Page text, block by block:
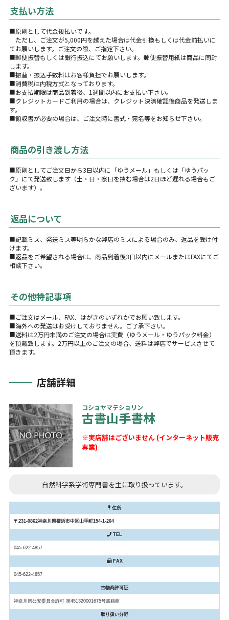
支払い方法
■原則として代金後払いです。
ただし、ご注文が5,000円を越えた場合は代金引換もしくは代金前払いに
てお願いします。ご注文の際、ご指定下さい。
■郵便振替もしくは銀行振込にてお願いします。郵便振替用紙は商品に同封
します。
■振替・振込手数料はお客様負担でお願いします。
■消費税は内税方式となっております。
■お支払期限は商品到着後、1週間以内にお支払い下さい。
■クレジットカードご利用の場合は、クレジット決済確認後商品を発送しま
す。
■領収書が必要の場合は、ご注文時に書式・宛名等をお知らせ下さい。
商品の引き渡し方法
■原則としてご注文日から3日以内に「ゆうメール」もしくは「ゆうパッ
ク」にて発送致します（土・日・祭日を挟む場合は2日ほど遅れる場合もご
ざいます）。
返品について
■記載ミス、発送ミス等明らかな弊店のミスによる場合のみ、返品を受け付
けます。
■返品をご希望される場合は、商品到着後3日以内にメールまたはFAXにてご
相談下さい。
その他特記事項
■ご注文はメール、FAX、はがきのいずれかでお願い致します。
■海外への発送はお受けしておりません。ご了承下さい。
■送料は2万円未満のご注文の場合は実費（ゆうメール・ゆうパック料金）
を頂戴致します。2万円以上のご注文の場合、送料は弊店でサービスさせて
頂きます。
店舗詳細
コショヤマテショリン
古書山手書林
※実店舗はございません (インターネット販売
専業)
自然科学系学術専門書を主に取り扱っています。
住所
〒231-0862神奈川県横浜市中区山手町154-1-204
TEL
045-622-4857
FAX
045-622-4857
古物商許可証
神奈川県公安委員会許可 第451320001675号書籍商
取り扱い分野